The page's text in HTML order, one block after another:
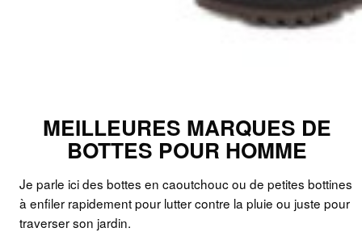
MEILLEURES MARQUES DE
BOTTES POUR HOMME
Je parle ici des bottes en caoutchouc ou de petites bottines
à enfiler rapidement pour lutter contre la pluie ou juste pour
traverser son jardin.